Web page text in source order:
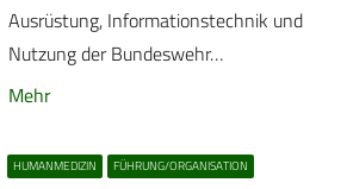
Ausrüstung, Informationstechnik und
Nutzung der Bundeswehr…
Mehr
HUMANMEDIZIN FÜHRUNG/ORGANISATION